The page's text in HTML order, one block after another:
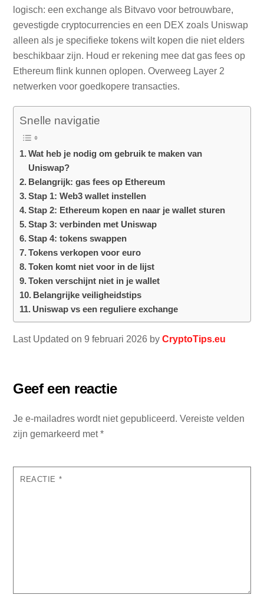
Last Updated on 9 februari 2026 byCryptoTips.eu
logisch: een exchange als Bitvavo voor betrouwbare,
gevestigde cryptocurrencies en een DEX zoals Uniswap
alleen als je specifieke tokens wilt kopen die niet elders
beschikbaar zijn. Houd er rekening mee dat gas fees op
Ethereum flink kunnen oplopen. Overweeg Layer 2
netwerken voor goedkopere transacties.
Snelle navigatie
Wat heb je nodig om gebruik te maken van
Uniswap?
Belangrijk: gas fees op Ethereum
Stap 1: Web3 wallet instellen
Stap 2: Ethereum kopen en naar je wallet sturen
Stap 3: verbinden met Uniswap
Stap 4: tokens swappen
Tokens verkopen voor euro
Token komt niet voor in de lijst
Token verschijnt niet in je wallet
Belangrijke veiligheidstips
Uniswap vs een reguliere exchange
Geef een reactie
Je e-mailadres wordt niet gepubliceerd. Vereiste velden
zijn gemarkeerd met*
REACTIE *